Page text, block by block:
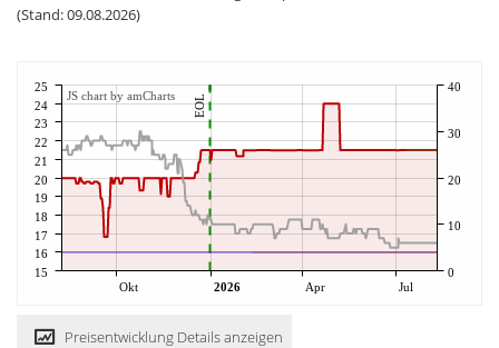
(Stand: 09.08.2026)
Okt 2026 Apr Jul
EOL
15
16
17
18
19
20
21
22
23
24
25
0
10
20
30
40
JS chart by amCharts
Preisentwicklung Details anzeigen